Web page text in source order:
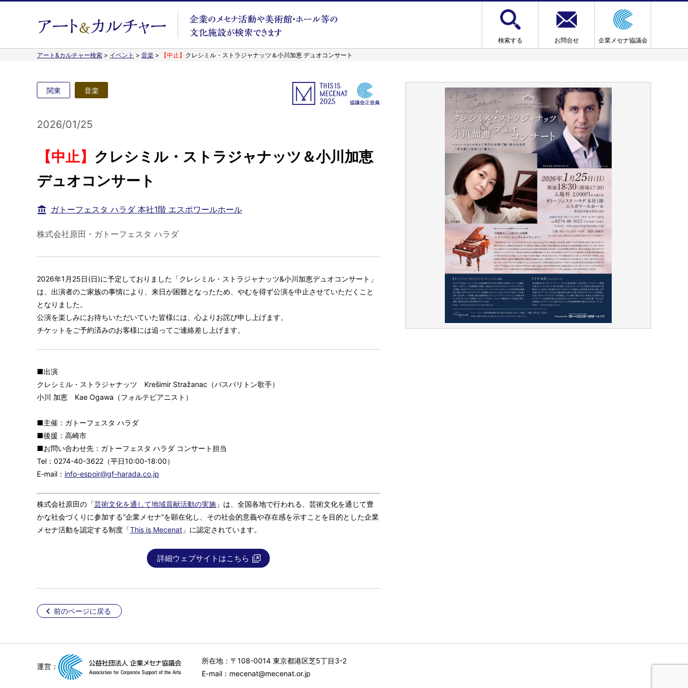
検索する お問合せ
企業メセナ協議会
アート&カルチャー検索 > イベント > 音楽 > 【中止】 クレシミル・ストラジャナッツ＆小川加恵 デュオコンサート
関東 音楽
2026/01/25
【中止】 クレシミル・ストラジャナッツ＆小川加恵
デュオコンサート
ガトーフェスタ ハラダ 本社1階 エスポワールホール
株式会社原田・ガトーフェスタ ハラダ
2026年1月25日(日)に予定しておりました「クレシミル・ストラジャナッツ&小川加恵デュオコンサート」
は、出演者のご家族の事情により、来日が困難となったため、やむを得ず公演を中止させていただくこと
となりました。
公演を楽しみにお待ちいただいていた皆様には、心よりお詫び申し上げます。
チケットをご予約済みのお客様には追ってご連絡差し上げます。
■出演
クレシミル・ストラジャナッツ Krešimir Stražanac（バスバリトン歌手）
小川 加恵 Kae Ogawa（フォルテピアニスト）
■主催：ガトーフェスタ ハラダ
■後援：高崎市
■お問い合わせ先：ガトーフェスタ ハラダ コンサート担当
Tel：0274-40-3622（平日10:00-18:00）
E-mail： info-espoir@gf-harada.co.jp
株式会社原田の「芸術文化を通して地域貢献活動の実施 」は、全国各地で行われる、芸術文化を通じて豊
かな社会づくりに参加する“企業メセナ”を顕在化し、その社会的意義や存在感を示すことを目的とした企業
メセナ活動を認定する制度「This is Mecenat 」に認定されています。
詳細ウェブサイトはこちら
前のページに戻る
運営：
所在地：〒108-0014 東京都港区芝5丁目3-2
E-mail：mecenat@mecenat.or.jp